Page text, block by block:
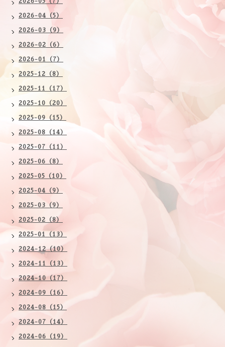
2026-04（5）
2026-03（9）
2026-02（6）
2026-01（7）
2025-12（8）
2025-11（17）
2025-10（20）
2025-09（15）
2025-08（14）
2025-07（11）
2025-06（8）
2025-05（10）
2025-04（9）
2025-03（9）
2025-02（8）
2025-01（13）
2024-12（10）
2024-11（13）
2024-10（17）
2024-09（16）
2024-08（15）
2024-07（14）
2024-06（19）